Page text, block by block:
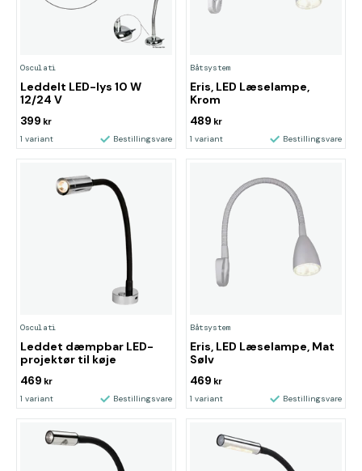
Osculati
Leddelt LED-lys 10 W
12/24 V
399 kr
1 variant Bestillingsvare
Båtsystem
Eris, LED Læselampe,
Krom
489 kr
1 variant Bestillingsvare
Osculati
Leddet dæmpbar LED-
projektør til køje
469 kr
1 variant Bestillingsvare
Båtsystem
Eris, LED Læselampe, Mat
Sølv
469 kr
1 variant Bestillingsvare